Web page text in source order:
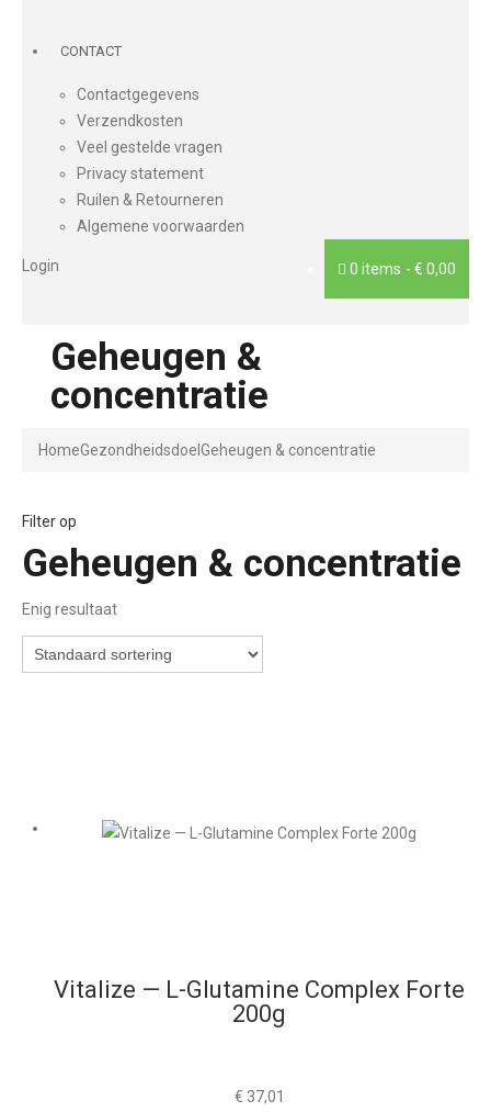
CONTACT
Contactgegevens
Verzendkosten
Veel gestelde vragen
Privacy statement
Ruilen & Retourneren
Algemene voorwaarden
0 items € 0,00
Login
Geheugen &
concentratie
HomeGezondheidsdoel Geheugen & concentratie
Filter op
Geheugen & concentratie
Enig resultaat
Vitalize — L-Glutamine Complex Forte
200g
€ 37,01